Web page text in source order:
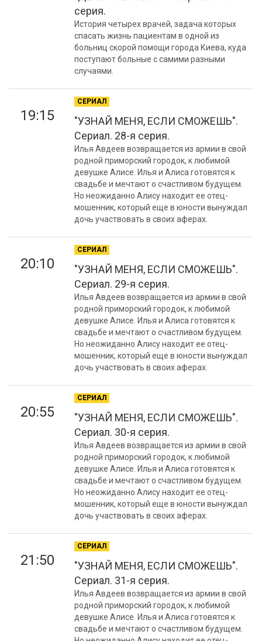
серия.
История четырех врачей, задача которых
спасать жизнь пациентам в одной из
больниц скорой помощи города Киева, куда
поступают больные с самими разными
случаями.
19:15
СЕРИАЛ
"УЗНАЙ МЕНЯ, ЕСЛИ СМОЖЕШЬ".
Сериал. 28-я серия.
Илья Авдеев возвращается из армии в свой
родной приморский городок, к любимой
девушке Алисе. Илья и Алиса готовятся к
свадьбе и мечтают о счастливом будущем.
Но неожиданно Алису находит ее отец-
мошенник, который еще в юности вынуждал
дочь участвовать в своих аферах.
20:10
СЕРИАЛ
"УЗНАЙ МЕНЯ, ЕСЛИ СМОЖЕШЬ".
Сериал. 29-я серия.
Илья Авдеев возвращается из армии в свой
родной приморский городок, к любимой
девушке Алисе. Илья и Алиса готовятся к
свадьбе и мечтают о счастливом будущем.
Но неожиданно Алису находит ее отец-
мошенник, который еще в юности вынуждал
дочь участвовать в своих аферах.
20:55
СЕРИАЛ
"УЗНАЙ МЕНЯ, ЕСЛИ СМОЖЕШЬ".
Сериал. 30-я серия.
Илья Авдеев возвращается из армии в свой
родной приморский городок, к любимой
девушке Алисе. Илья и Алиса готовятся к
свадьбе и мечтают о счастливом будущем.
Но неожиданно Алису находит ее отец-
мошенник, который еще в юности вынуждал
дочь участвовать в своих аферах.
21:50
СЕРИАЛ
"УЗНАЙ МЕНЯ, ЕСЛИ СМОЖЕШЬ".
Сериал. 31-я серия.
Илья Авдеев возвращается из армии в свой
родной приморский городок, к любимой
девушке Алисе. Илья и Алиса готовятся к
свадьбе и мечтают о счастливом будущем.